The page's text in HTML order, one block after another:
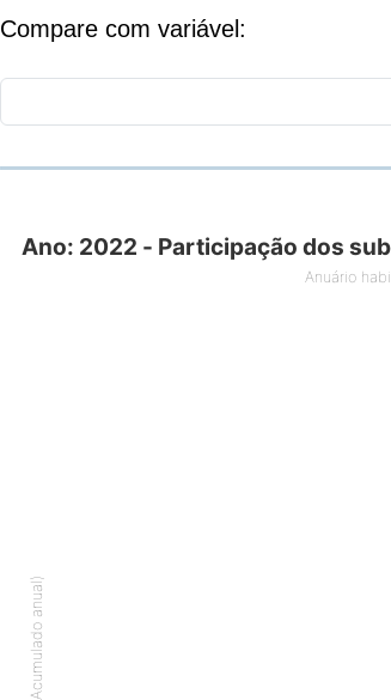
Compare com variável:
Ano: 2022 - Participação dos subsídios
% (Acumulado anual)
Ano: 2022 - Participação dos
Anuário